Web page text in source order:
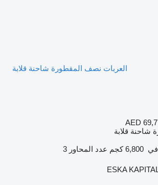
العربات نصف المقطورة شاحنة قلابة
AED
شاحنة قلابة
6,800 كجم عدد المحاور 3
ESKA